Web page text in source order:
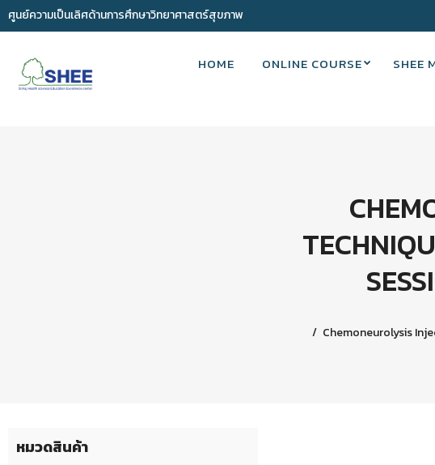
ศูนย์ความเป็นเลิศด้านการศึกษาวิทยาศาสตร์สุขภาพ
HOME ONLINE COURSE SHEE
Chemoneurolysis
หมวดสินค้า